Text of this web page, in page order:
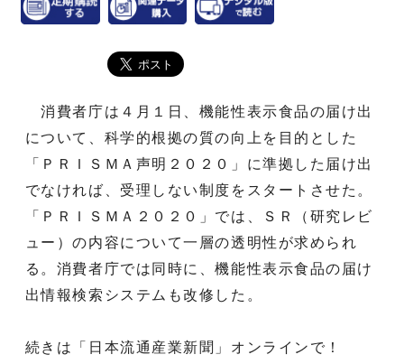
消費者庁は４月１日、機能性表示食品の届け出
について、科学的根拠の質の向上を目的とした
「ＰＲＩＳＭＡ声明２０２０」に準拠した届け出
でなければ、受理しない制度をスタートさせた。
「ＰＲＩＳＭＡ２０２０」では、ＳＲ（研究レビ
ュー）の内容について一層の透明性が求められ
る。消費者庁では同時に、機能性表示食品の届け
出情報検索システムも改修した。
続きは「日本流通産業新聞」オンラインで！